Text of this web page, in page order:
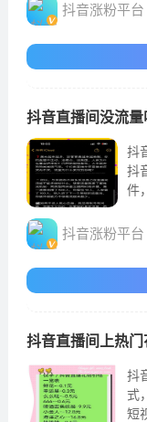
抖音涨粉平台
抖音直播间没流量
抖
抖
件
渐
抖音涨粉平台
抖音直播间上热门
抖
式
短